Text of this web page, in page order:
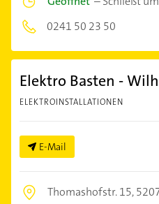
0241 50 23 50
Elektro Basten -
ELEKTROINSTALLATIONEN
E-Mail
Thomashofstr. 15,